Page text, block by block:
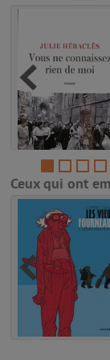
Ceux qui ont